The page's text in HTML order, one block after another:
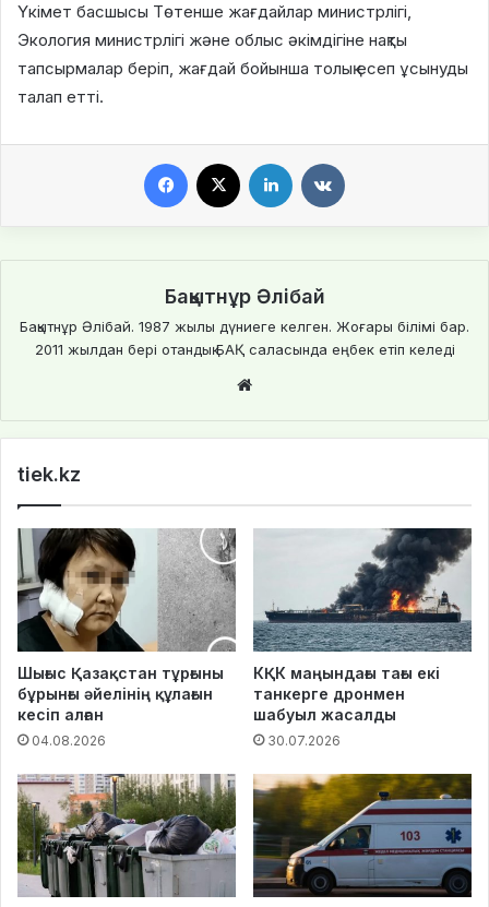
Үкімет басшысы Төтенше жағдайлар министрлігі,
Экология министрлігі және облыс әкімдігіне нақты
тапсырмалар беріп, жағдай бойынша толық есеп ұсынуды
талап етті.
Бақытнұр Әлібай
Бақытнұр Әлібай. 1987 жылы дүниеге келген. Жоғары білімі бар.
2011 жылдан бері отандық БАҚ саласында еңбек етіп келеді
te
tiek.kz
Шығыс Қазақстан тұрғыны
бұрынғы әйелінің құлағын
кесіп алған
04.08.2026
КҚК маңындағы тағы екі
танкерге дронмен
шабуыл жасалды
30.07.2026